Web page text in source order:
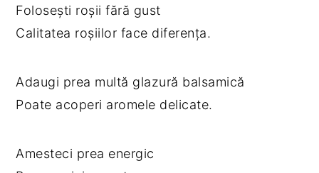
Folosești roșii fără gust
Calitatea roșiilor face diferența.
Adaugi prea multă glazură balsamică
Poate acoperi aromele delicate.
Amesteci prea energic